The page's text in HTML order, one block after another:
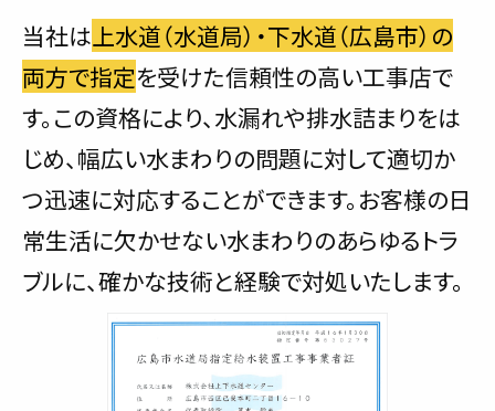
当社は上水道（水道局）・下水道（広島市）の
両方で指定を受けた信頼性の高い工事店で
す。この資格により、水漏れや排水詰まりをは
じめ、幅広い水まわりの問題に対して適切か
つ迅速に対応することができます。お客様の日
常生活に欠かせない水まわりのあらゆるトラ
ブルに、確かな技術と経験で対処いたします。